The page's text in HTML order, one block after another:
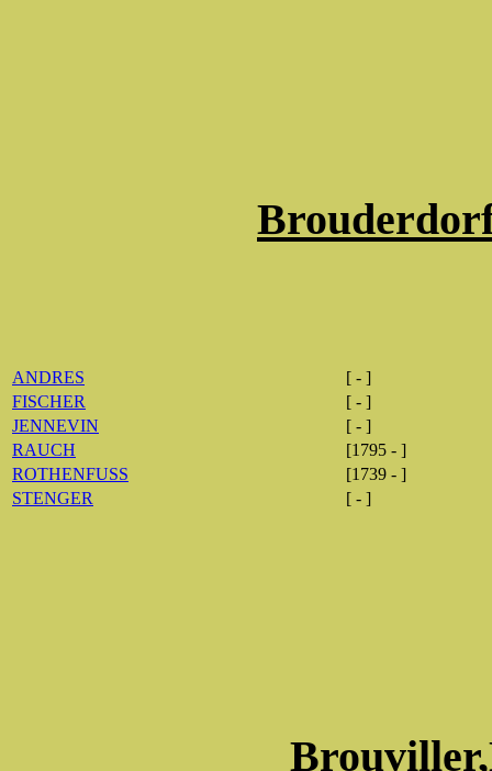
ANDRES
[ - ]
FISCHER
[ - ]
JENNEVIN
[ - ]
RAUCH
[1795 - ]
ROTHENFUSS
[1739 - ]
STENGER
[ - ]